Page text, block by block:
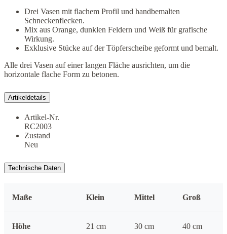
Drei Vasen mit flachem Profil und handbemalten
Schneckenflecken.
Mix aus Orange, dunklen Feldern und Weiß für grafische
Wirkung.
Exklusive Stücke auf der Töpferscheibe geformt und bemalt.
Alle drei Vasen auf einer langen Fläche ausrichten, um die
horizontale flache Form zu betonen.
Artikeldetails
Artikel-Nr.
RC2003
Zustand
Neu
Technische Daten
Maße Klein Mittel Groß
Höhe 21 cm 30 cm 40 cm